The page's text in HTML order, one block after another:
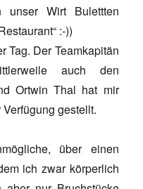
unser Wirt Bulettten
:-))
Tag. Der Teamkapitän
auch den
Ortwin Thal hat mir
gestellt.
über einen
ich zwar körperlich